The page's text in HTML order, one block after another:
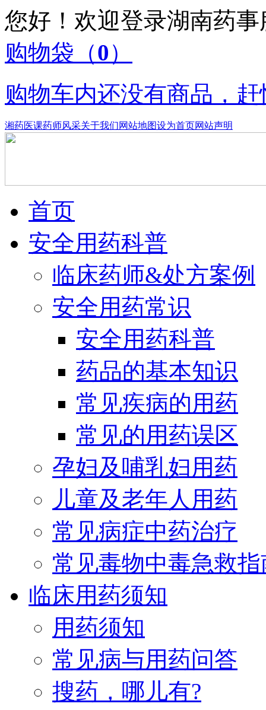
您好！欢迎登录湖南药
购物袋 （0）
购物车内还没有商品，
湘药医课药师风采关于我们网站地图设为首页网站声明
首页
安全用药科普
临床药师&处方案例
安全用药常识
安全用药科普
药品的基本知识
常见疾病的用药
常见的用药误区
孕妇及哺乳妇用药
儿童及老年人用药
常见病症中药治疗
常见毒物中毒急救指
临床用药须知
用药须知
常见病与用药问答
搜药，哪儿有?